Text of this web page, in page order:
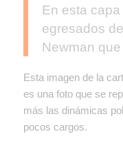
En esta
egresados
Newman que
Esta imagen de la
es una foto que se
más las dinámicas
pocos cargos.